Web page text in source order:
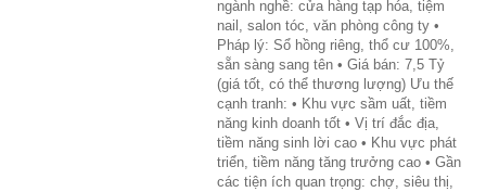
ngành nghề: cửa hàng tạp hóa, tiệm
nail, salon tóc, văn phòng công ty •
Pháp lý: Sổ hồng riêng, thổ cư 100%,
sẵn sàng sang tên • Giá bán: 7,5 Tỷ
(giá tốt, có thể thương lượng) Ưu thế
cạnh tranh: • Khu vực sầm uất, tiềm
năng kinh doanh tốt • Vị trí đắc địa,
tiềm năng sinh lời cao • Khu vực phát
triển, tiềm năng tăng trưởng cao • Gần
các tiện ích quan trọng: chợ, siêu thị,